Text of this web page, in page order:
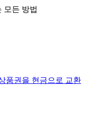
모든 방법
품권을 현금으로 교환